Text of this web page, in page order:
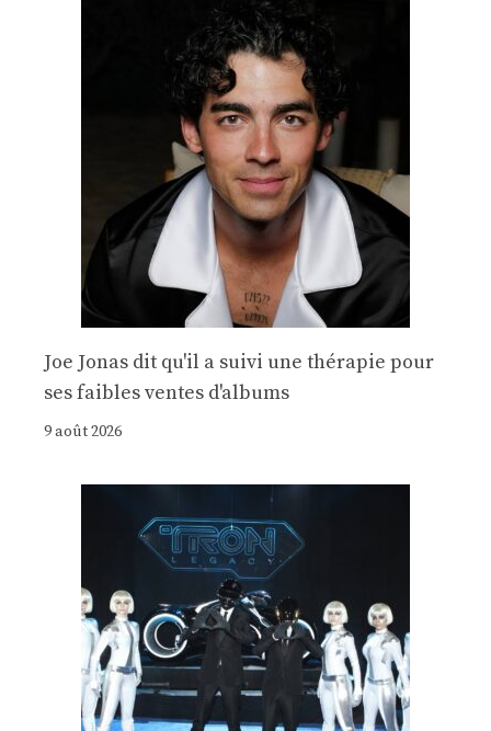
Joe Jonas dit qu'il a suivi une thérapie pour
ses faibles ventes d'albums
9 août 2026